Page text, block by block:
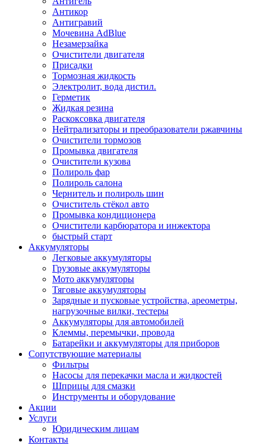
Антикор
Антигравий
Мочевина AdBlue
Незамерзайка
Очистители двигателя
Присадки
Тормозная жидкость
Электролит, вода дистил.
Герметик
Жидкая резина
Раскоксовка двигателя
Нейтрализаторы и преобразователи ржавчины
Очистители тормозов
Промывка двигателя
Очистители кузова
Полироль фар
Полироль салона
Чернитель и полироль шин
Очиститель стёкол авто
Промывка кондиционера
Очистители карбюратора и инжектора
быстрый старт
Аккумуляторы
Легковые аккумуляторы
Грузовые аккумуляторы
Мото аккумуляторы
Тяговые аккумуляторы
Зарядные и пусковые устройства, ареометры,
нагрузочные вилки, тестеры
Аккумуляторы для автомобилей
Клеммы, перемычки, провода
Батарейки и аккумуляторы для приборов
Сопутствующие материалы
Фильтры
Насосы для перекачки масла и жидкостей
Шприцы для смазки
Инструменты и оборудование
Акции
Услуги
Юридическим лицам
Контакты